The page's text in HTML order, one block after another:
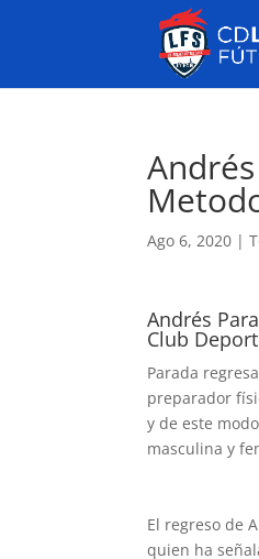
Ago 6, 2020 |
Andrés
Club
Parada
preparador
y de este
masculina y
El regreso de
quien ha